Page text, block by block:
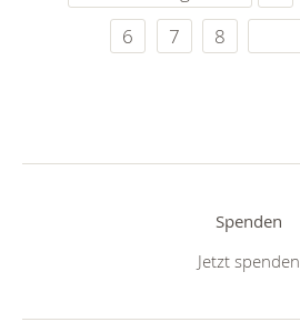
6
7 8
Spenden
Jetzt spenden